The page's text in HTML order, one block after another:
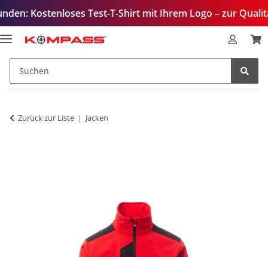
Test-T-Shirt mit Ihrem Logo – zur
Zurück zur Liste Jacken